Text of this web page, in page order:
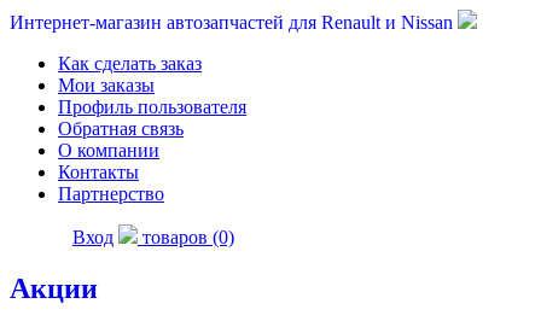
Интернет-магазин автозапчастей для Renault и Nissan
Как сделать заказ
Мои заказы
Профиль пользователя
Обратная связь
О компании
Контакты
Партнерство
Вход товаров (0)
Акции